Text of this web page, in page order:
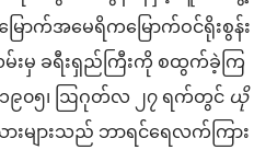
ောက်အမေရိကမြောက်ဝင်ရိုးစွန်း
းမှ ခရီးရှည်ကြီးကို စထွက်ခဲ့ကြ
၉၀၅၊ ဩဂုတ်လ ၂၇ ရက်တွင်ယို
ားများသည် ဘာရင်ရေလက်ကြား